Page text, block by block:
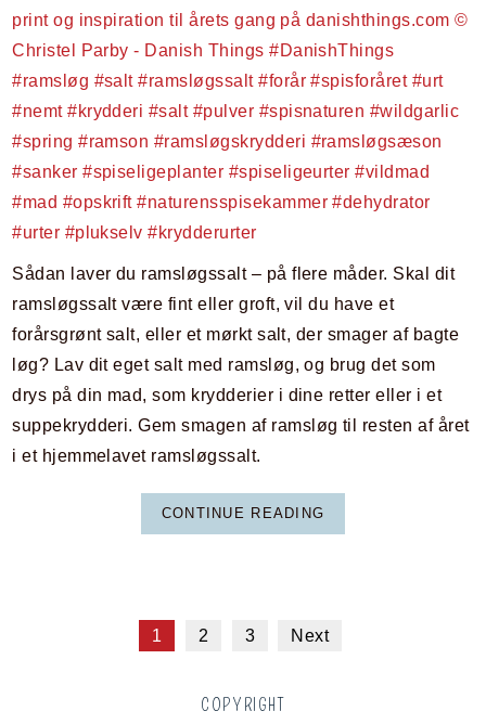
Sådan laver du ramsløgssalt – på flere måder. Skal dit
ramsløgssalt være fint eller groft, vil du have et
forårsgrønt salt, eller et mørkt salt, der smager af bagte
løg? Lav dit eget salt med ramsløg, og brug det som
drys på din mad, som krydderier i dine retter eller i et
suppekrydderi. Gem smagen af ramsløg til resten af året
i et hjemmelavet ramsløgssalt.
CONTINUE READING
1 2 3 Next
COPYRIGHT